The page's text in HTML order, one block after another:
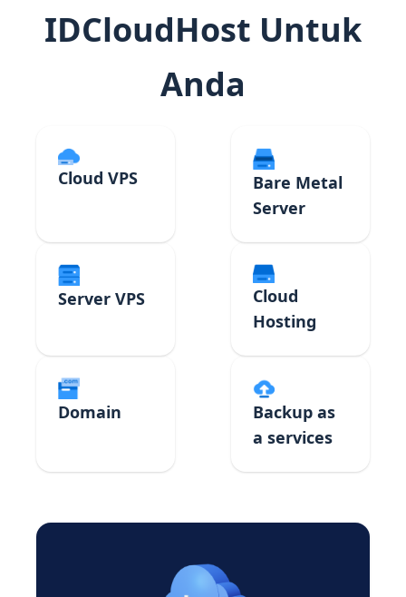
IDCloudHost Untuk
Anda
Cloud VPS
Bare Metal
Server
Server VPS
Cloud
Hosting
Domain
Backup as
a services